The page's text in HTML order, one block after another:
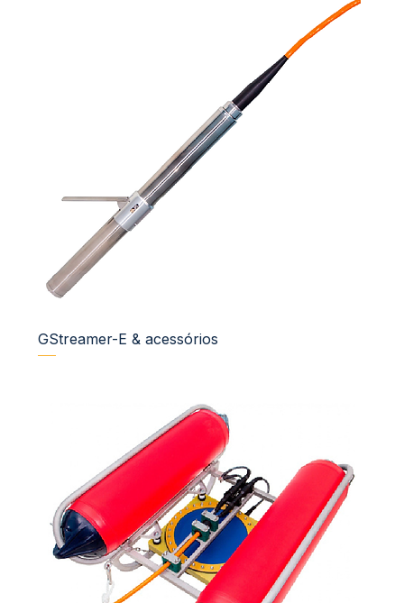
GStreamer-E & acessórios